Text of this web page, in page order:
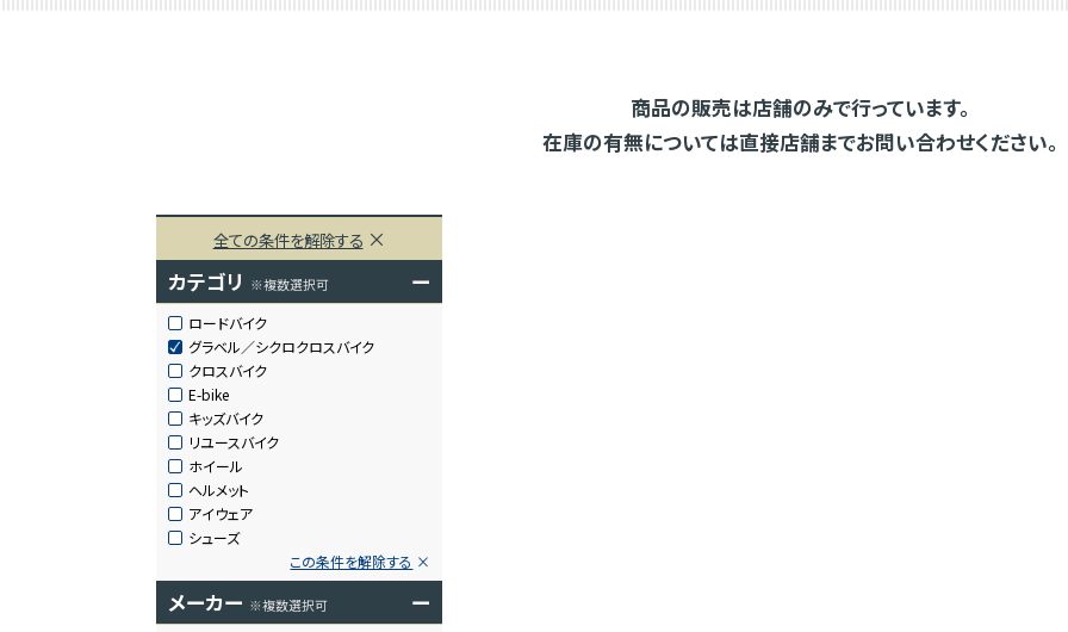
商品の販売は店舗のみで行っています。
在庫の有無については直接店舗までお問い合わせください。
全ての条件を解除する
カテゴリ ※複数選択可 ー
ロードバイク
グラベル／シクロクロスバイク
クロスバイク
E-bike
キッズバイク
リユースバイク
ホイール
ヘルメット
アイウェア
シューズ
この条件を解除する
メーカー ※複数選択可 ー